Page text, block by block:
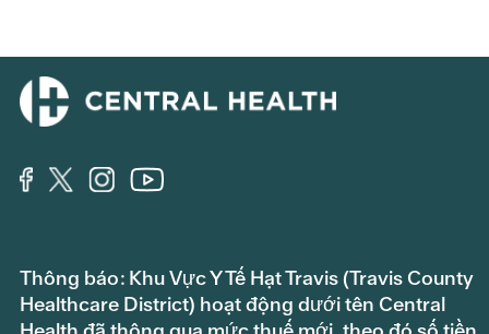
Thông báo: Khu Vực Y Tế Hạt Travis (Travis County
Healthcare District) hoạt động dưới tên Central